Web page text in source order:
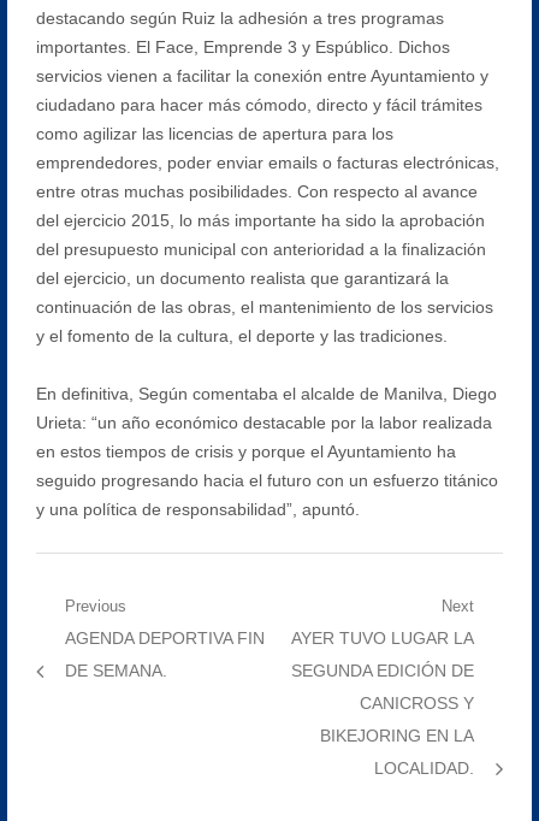
destacando según Ruiz la adhesión a tres programas
importantes. El Face, Emprende 3 y Espúblico. Dichos
servicios vienen a facilitar la conexión entre Ayuntamiento y
ciudadano para hacer más cómodo, directo y fácil trámites
como agilizar las licencias de apertura para los
emprendedores, poder enviar emails o facturas electrónicas,
entre otras muchas posibilidades. Con respecto al avance
del ejercicio 2015, lo más importante ha sido la aprobación
del presupuesto municipal con anterioridad a la finalización
del ejercicio, un documento realista que garantizará la
continuación de las obras, el mantenimiento de los servicios
y el fomento de la cultura, el deporte y las tradiciones.
En definitiva, Según comentaba el alcalde de Manilva, Diego
Urieta: “un año económico destacable por la labor realizada
en estos tiempos de crisis y porque el Ayuntamiento ha
seguido progresando hacia el futuro con un esfuerzo titánico
y una política de responsabilidad”, apuntó.
Navegación
Previous
Previous
post:
AGENDA DEPORTIVA FIN
DE SEMANA.
Next
Next
post:
AYER TUVO LUGAR LA
SEGUNDA EDICIÓN DE
CANICROSS Y
BIKEJORING EN LA
LOCALIDAD.